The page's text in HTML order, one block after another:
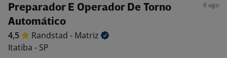
Preparador E Operador De Torno
Automático
6 ago
4,5 Randstad - Matriz
Itatiba - SP